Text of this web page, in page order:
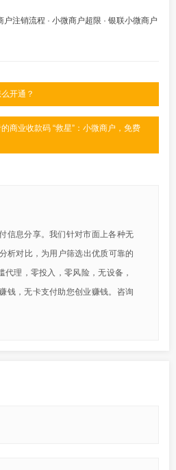
户注销流程 · 小微商户超限 · 银联小微商户
开通？
商业收款码 “救星”：小微商户，免费
息分享。我们针对市面上各种无
析对比，为用户筛选出优质可靠的
理，零投入，零风险，无设备，
钱，无卡支付助您创业赚钱。咨询